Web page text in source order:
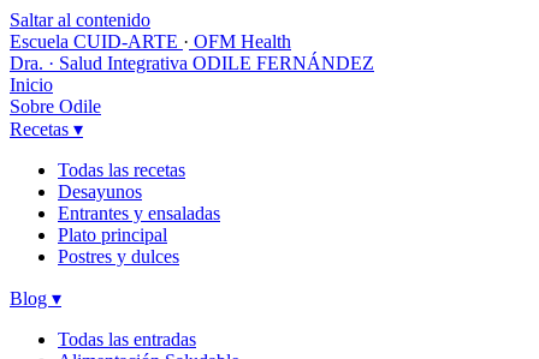
Saltar al contenido
Escuela CUID-ARTE · OFM Health
Dra. · Salud Integrativa ODILE FERNÁNDEZ
Inicio
Sobre Odile
Recetas ▾
Todas las recetas
Desayunos
Entrantes y ensaladas
Plato principal
Postres y dulces
Blog ▾
Todas las entradas